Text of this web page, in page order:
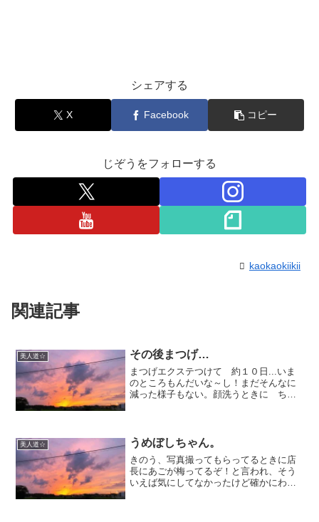
シェアする
X Facebook コピー
じぞうをフォローする
kaokaokiikii
関連記事
美人道☆ その後まつげ…
まつげエクステつけて 約１０日...いま
のところもんだいな～し！まだそんなに
減った様子もない。顔洗うときに ちょ
のかもしれぬ。朝 メ...
美人道☆ うめぼしちゃん。
きのう、写真撮ってもらってるときに店
長にあごが梅ってるぞ！と言われ、そう
いえば気にしてなかったけど確かにわた